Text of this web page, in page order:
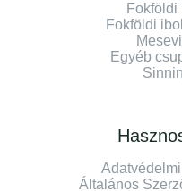
Fokföldi
Egyéb
Általános